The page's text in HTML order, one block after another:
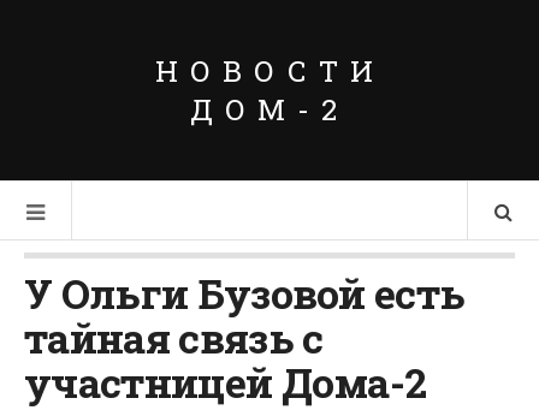
НОВОСТИ
ДОМ-2
У Ольги Бузовой есть
тайная связь с
участницей Дома-2